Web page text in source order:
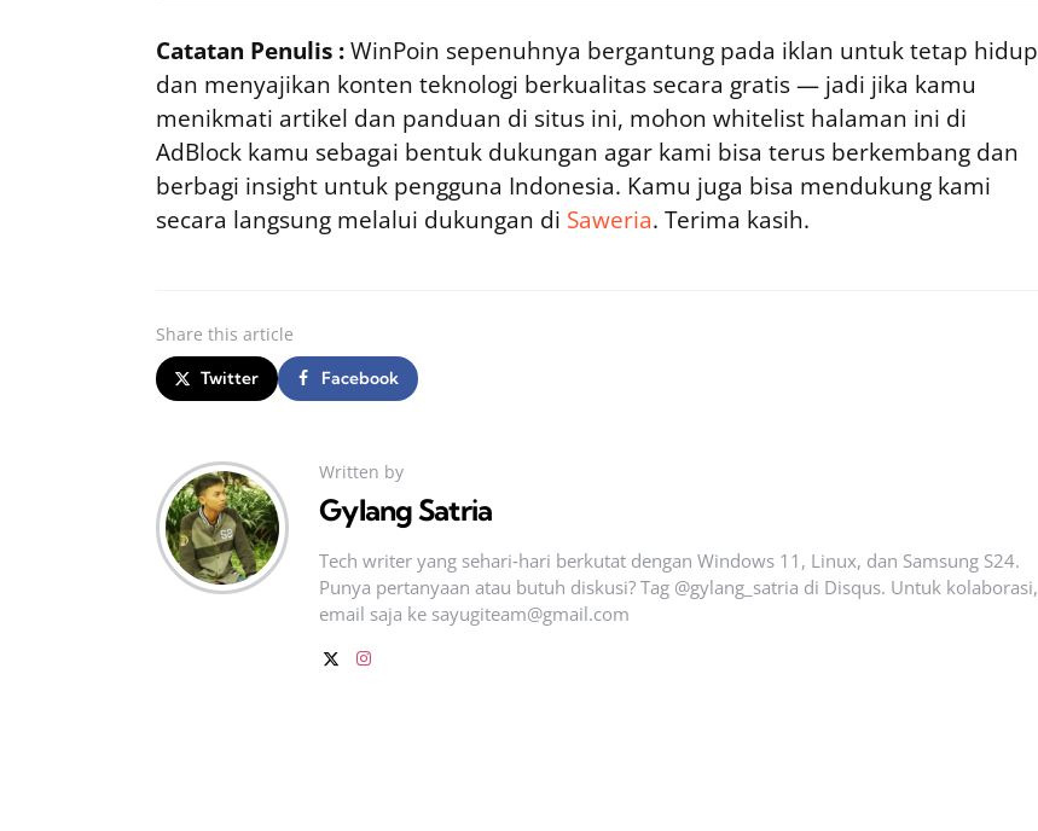
Catatan Penulis :WinPoin sepenuhnya bergantung pada iklan untuk tetap hidup
dan menyajikan konten teknologi berkualitas secara gratis — jadi jika kamu
menikmati artikel dan panduan di situs ini, mohon whitelist halaman ini di
AdBlock kamu sebagai bentuk dukungan agar kami bisa terus berkembang dan
berbagi insight untuk pengguna Indonesia. Kamu juga bisa mendukung kami
secara langsung melalui dukungan di Saweria. Terima kasih.
Share this article
Twitter Facebook
Written by
Gylang Satria
Tech writer yang sehari‑hari berkutat dengan Windows 11, Linux, dan Samsung S24.
Punya pertanyaan atau butuh diskusi? Tag @gylang_satria di Disqus. Untuk kolaborasi,
email saja ke sayugiteam@gmail.com